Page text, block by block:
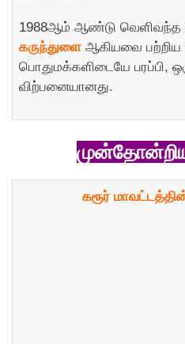
1988ஆம் ஆண்டு வெளிவந்த
கருந்துளை ஆகியவை
பொதுமக்களிடையே பரப்பி,
விற்பனையானது.
முன்தோன்றிய
கரூர்